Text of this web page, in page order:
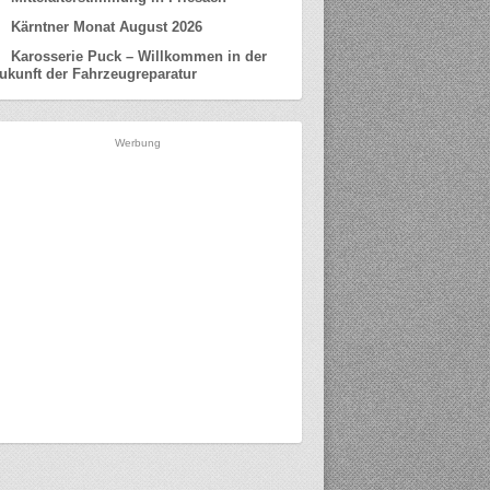
Kärntner Monat August 2026
Karosserie Puck – Willkommen in der
der Fahrzeugreparatur
Werbung